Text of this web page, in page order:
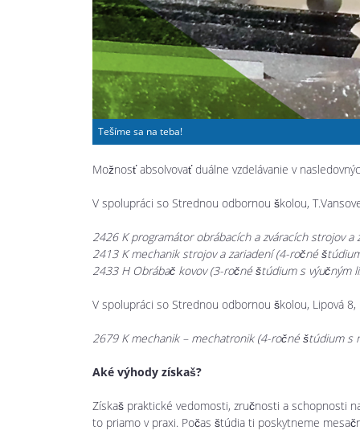
Tešíme sa na teba!
Možnosť absolvovať duálne vzdelávanie v
V spolupráci so Strednou odbornou školou,
2426 K programátor obrábacích a zváracích strojov
2413 K mechanik strojov a zariadení (4-ročné
2433 H Obrábač kovov (3-ročné štúdium s výučným
V spolupráci so Strednou odbornou školou, Lipová
2679 K mechanik – mechatronik (4-ročné štúdium s
Aké výhody získaš?
Získaš praktické vedomosti, zručnosti a schopnosti
to priamo v praxi. Počas štúdia ti poskytneme